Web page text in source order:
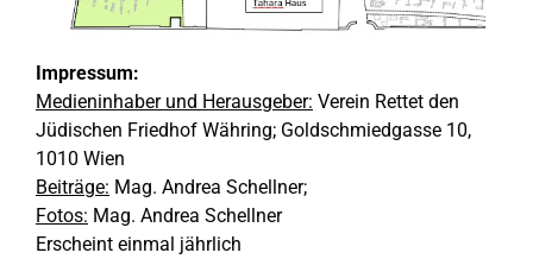
Impressum:
Medieninhaber und Herausgeber: Verein Rettet den
Jüdischen Friedhof Währing; Goldschmiedgasse 10,
1010 Wien
Beiträge: Mag. Andrea Schellner;
Fotos: Mag. Andrea Schellner
Erscheint einmal jährlich